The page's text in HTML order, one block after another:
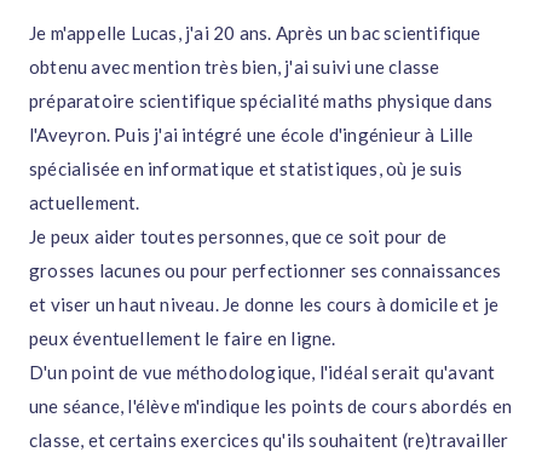
Je m'appelle Lucas, j'ai 20 ans. Après un bac scientifique
obtenu avec mention très bien, j'ai suivi une classe
préparatoire scientifique spécialité maths physique dans
l'Aveyron. Puis j'ai intégré une école d'ingénieur à Lille
spécialisée en informatique et statistiques, où je suis
actuellement.
Je peux aider toutes personnes, que ce soit pour de
grosses lacunes ou pour perfectionner ses connaissances
et viser un haut niveau. Je donne les cours à domicile et je
peux éventuellement le faire en ligne.
D'un point de vue méthodologique, l'idéal serait qu'avant
une séance, l'élève m'indique les points de cours abordés en
classe, et certains exercices qu'ils souhaitent (re)travailler